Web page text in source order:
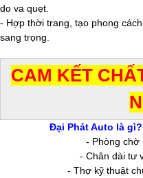
do va quẹt.
- Hợp thời trang, tạo phong
sang trọng.
CAM KẾT
Đại Phát Auto là
- Phòng chờ
- Chân dài tư
- Thợ kỹ thuật